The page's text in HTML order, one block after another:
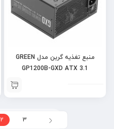
منبع تغذیه گرین مدل GREEN
GP1200B-GXD ATX 3.1
2 3